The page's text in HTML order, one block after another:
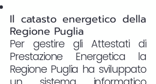
Il catasto energetico della
Regione Puglia
Per gestire gli Attestati di
Prestazione Energetica la
Regione Puglia ha sviluppato